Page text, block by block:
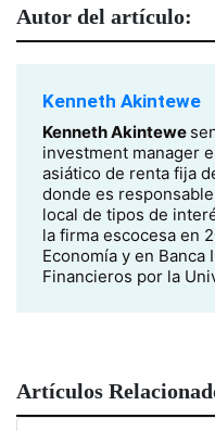
Autor del artículo:
Kenneth Akintewe
Kenneth Akintewe
investment manager
asiático de renta fija
donde es
local de tipos de
la firma escocesa en
Economía y en
Financieros por la
Artículos